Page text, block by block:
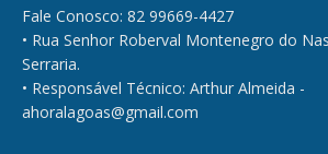
Fale Conosco: 82 99669-4427
• Rua Senhor Roberval Montenegro do
Serraria.
• Responsável Técnico: Arthur Almeida -
ahoralagoas@gmail.com